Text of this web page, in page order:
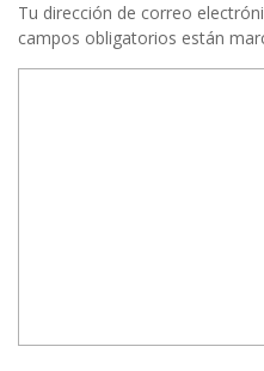
Tu dirección de correo
campos obligatorios están